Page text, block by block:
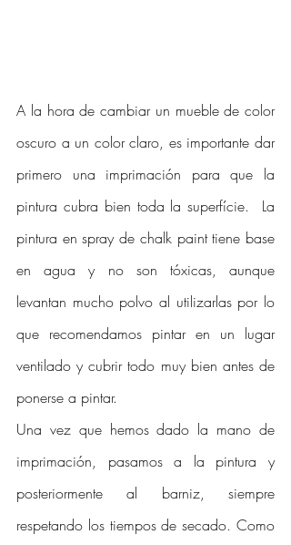
A la hora de cambiar un mueble de color
oscuro a un color claro, es importante dar
primero una imprimación para que la
pintura cubra bien toda la superfície.  La
pintura en spray de chalk paint tiene base
en agua y no son tóxicas, aunque
levantan mucho polvo al utilizarlas por lo
que recomendamos pintar en un lugar
ventilado y cubrir todo muy bien antes de
ponerse a pintar.
Una vez que hemos dado la mano de
imprimación, pasamos a la pintura y
posteriormente al barniz, siempre
respetando los tiempos de secado. Como